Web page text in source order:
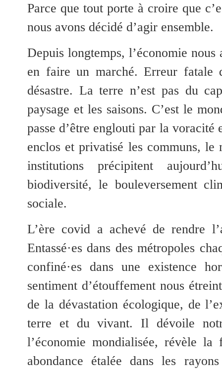
Parce que tout porte à croire que
nous avons décidé d’agir ensemble.
Depuis longtemps, l’économie
en faire un marché. Erreur fatale
désastre. La terre n’est pas du
paysage et les saisons. C’est le
passe d’être englouti par la
enclos et privatisé les communs, le
institutions précipitent
biodiversité, le bouleversement
sociale.
L’ère covid a achevé de rendre
Entassé·es dans des métropoles
confiné·es dans une existence
sentiment d’étouffement nous
de la dévastation écologique, de
terre et du vivant. Il dévoile
l’économie mondialisée, révèle
abondance étalée dans les